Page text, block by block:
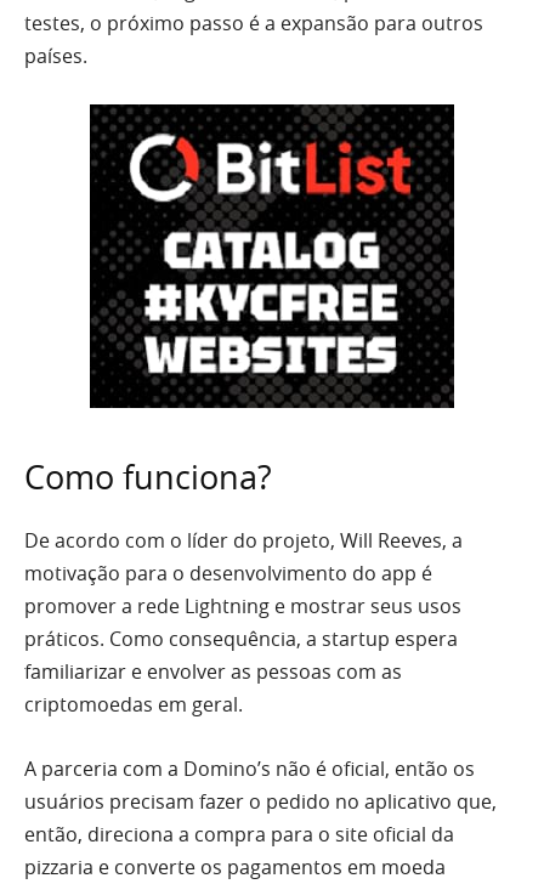
testes, o próximo passo é a expansão para outros
países.
Como funciona?
De acordo com o líder do projeto, Will Reeves, a
motivação para o desenvolvimento do app é
promover a rede Lightning e mostrar seus usos
práticos. Como consequência, a startup espera
familiarizar e envolver as pessoas com as
criptomoedas em geral.
A parceria com a Domino’s não é oficial, então os
usuários precisam fazer o pedido no aplicativo que,
então, direciona a compra para o site oficial da
pizzaria e converte os pagamentos em moeda